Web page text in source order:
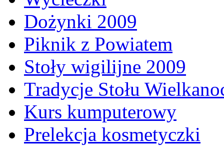
Dożynki 2009
Piknik z Powiatem
Stoły wigilijne 2009
Tradycje Stołu
Kurs kumputerowy
Prelekcja kosmetyczki